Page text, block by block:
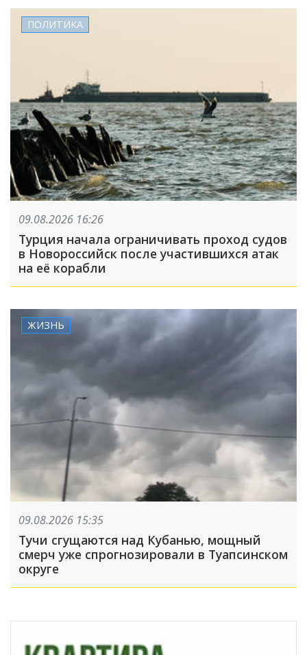
ПОЛИТИКА
09.08.2026 16:26
Турция начала ограничивать проход судов
в Новороссийск после участившихся атак
на её корабли
ЖИЗНЬ
09.08.2026 15:35
Тучи сгущаются над Кубанью, мощный
смерч уже спрогнозировали в Туапсинском
округе